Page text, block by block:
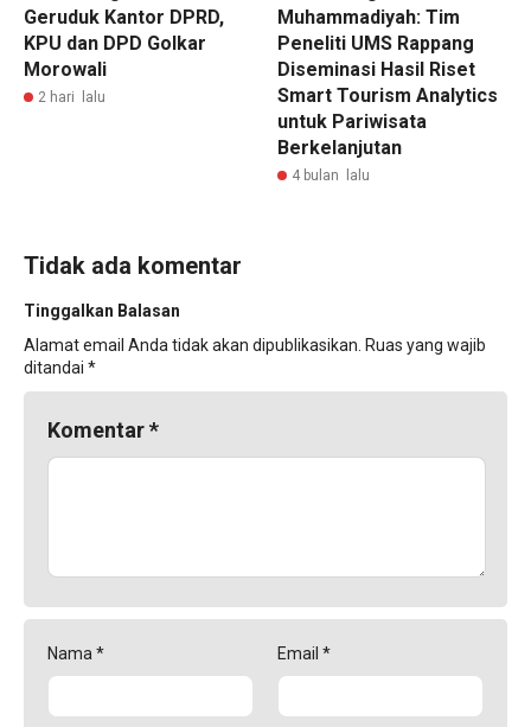
Geruduk Kantor DPRD,
KPU dan DPD Golkar
Morowali
2 hari lalu
Muhammadiyah: Tim
Peneliti UMS Rappang
Diseminasi Hasil Riset
Smart Tourism Analytics
untuk Pariwisata
Berkelanjutan
4 bulan lalu
Tidak ada komentar
Tinggalkan Balasan
Alamat email Anda tidak akan dipublikasikan. Ruas yang wajib
ditandai *
Komentar*
Nama * Email *